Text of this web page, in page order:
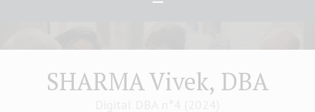
SHARMA Vivek, DBA